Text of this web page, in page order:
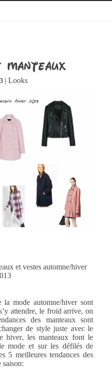
manteaux
| Looks
et vestes automne/hiver
la mode automne/hiver sont
attendre, le froid arrive, on
des manteaux sont
de style juste avec le
hiver, les manteaux font le
mode et sur ​​les défilés de
5 meilleures tendances des
saison: